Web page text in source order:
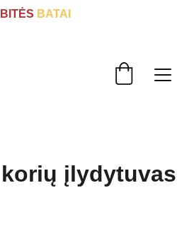
BITĖS BATAI